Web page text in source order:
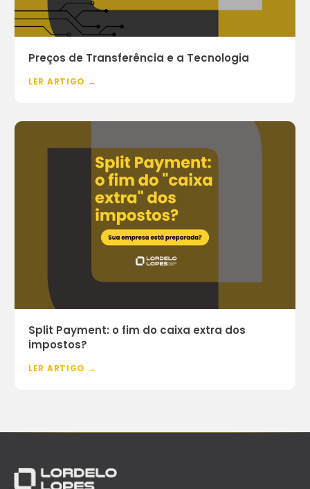
Preços de Transferência e a Tecnologia
LER ARTIGO →
Split Payment: o fim do caixa extra dos
impostos?
LER ARTIGO →